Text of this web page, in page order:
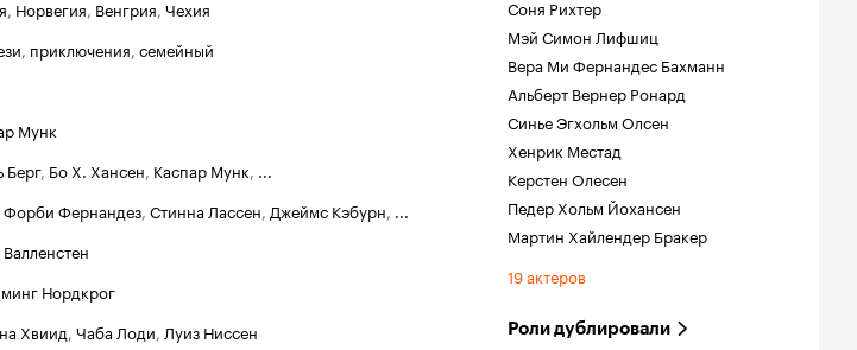
, Норвегия, Венгрия, Чехия
, приключения, семейный
Мунк
Берг, Бо Х. Хансен, Каспар Мунк, ...
Фернандез, Стинна Лассен, Джеймс Кэбурн, ...
Нордкрог
Хвиид, Чаба Лоди, Луиз Ниссен
Соня Рихтер
Мэй Симон Лифшиц
Вера Ми Фернандес Бахманн
Альберт Вернер Ронард
Синье Эгхольм Олсен
Хенрик Местад
Керстен Олесен
Педер Хольм Йохансен
Мартин Хайлендер Бракер
19 актеров
Роли дублировали